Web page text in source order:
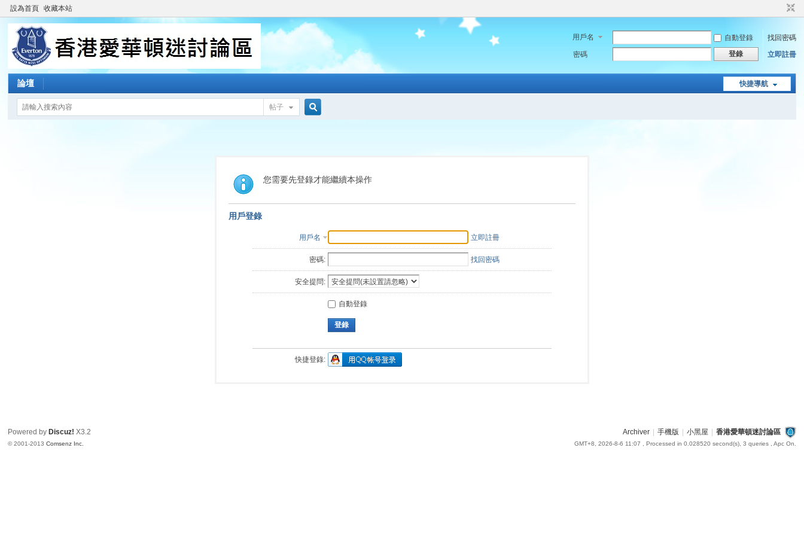
設為首頁 收藏本站
用戶名 自動登錄
找回密碼
密碼
登錄 立即註冊
快捷導航
論壇
帖子
索
您需要先登錄才能繼續本操作
用戶登錄
用戶名 立即註冊
密碼: 找回密碼
安全提問:
自動登錄
登錄
快捷登錄:
Archiver 手機版 小黑屋 香港愛華頓迷討論區
GMT+8, 2026-8-6 11:07 , Processed in 0.028520 second(s), 3 queries , Apc On.
Powered by Discuz! X3.2
© 2001-2013Comsenz Inc.